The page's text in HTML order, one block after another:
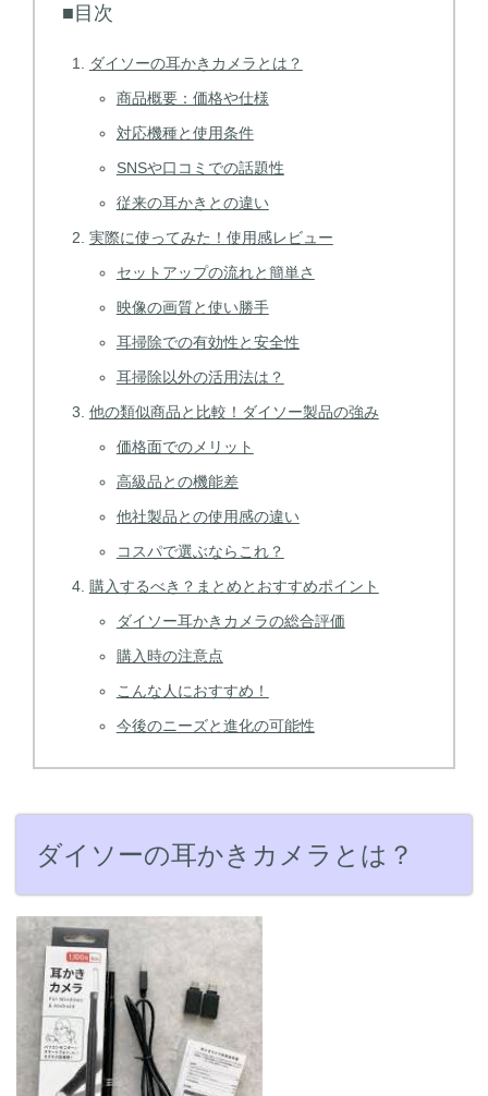
■目次
ダイソーの耳かきカメラとは？
商品概要：価格や仕様
対応機種と使用条件
SNSや口コミでの話題性
従来の耳かきとの違い
実際に使ってみた！使用感レビュー
セットアップの流れと簡単さ
映像の画質と使い勝手
耳掃除での有効性と安全性
耳掃除以外の活用法は？
他の類似商品と比較！ダイソー製品の強み
価格面でのメリット
高級品との機能差
他社製品との使用感の違い
コスパで選ぶならこれ？
購入するべき？まとめとおすすめポイント
ダイソー耳かきカメラの総合評価
購入時の注意点
こんな人におすすめ！
今後のニーズと進化の可能性
ダイソーの耳かきカメラとは？